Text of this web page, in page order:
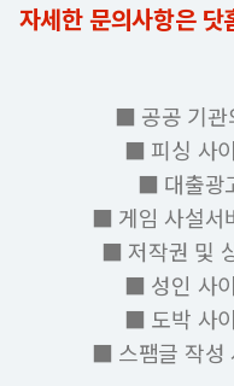
자세한 문의사항은
■ 공공 기관
■ 피싱 사
■ 대출광
■ 게임 사설서
■ 저작권 및
■ 성인 사
■ 도박 사
■ 스팸글 작성